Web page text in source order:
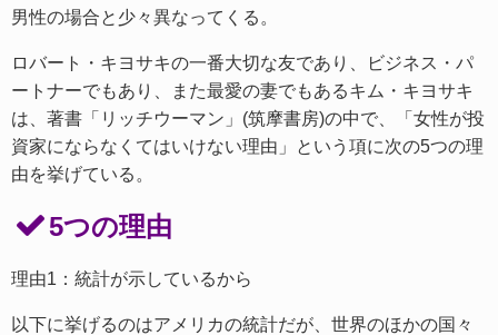
男性の場合と少々異なってくる。
ロバート・キヨサキの一番大切な友であり、ビジネス・パ
ートナーでもあり、また最愛の妻でもあるキム・キヨサキ
は、著書「リッチウーマン」(筑摩書房)の中で、「女性が投
資家にならなくてはいけない理由」という項に次の5つの理
由を挙げている。
5つの理由
理由1：統計が示しているから
以下に挙げるのはアメリカの統計だが、世界のほかの国々